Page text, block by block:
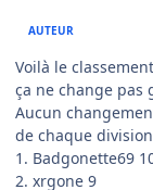
AUTEUR
Voilà le
ça ne change pas
Aucun
de chaque
1. Badgonette69
2. xrgone 9